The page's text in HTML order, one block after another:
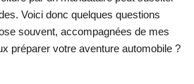
Voici donc quelques questions
souvent, accompagnées de mes
préparer votre aventure automobile ?